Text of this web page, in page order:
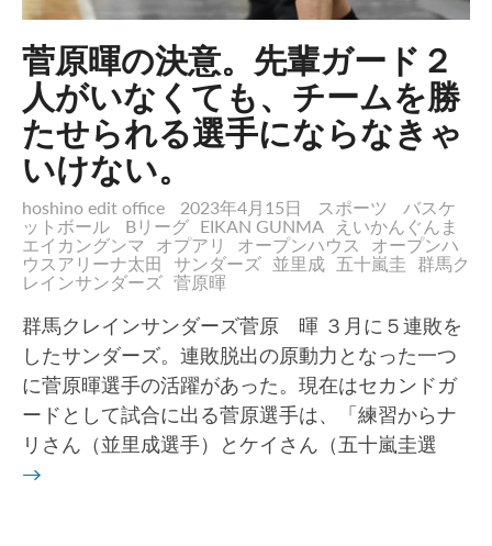
菅原暉の決意。先輩ガード２
人がいなくても、チームを勝
たせられる選手にならなきゃ
いけない。
hoshino edit office 2023年4月15日 スポーツ
バスケ
ットボール
Bリーグ EIKAN GUNMA
えいかんぐんま
エイカングンマ
オプアリ オープンハウス
オープンハ
ウスアリーナ太田
サンダーズ 並里成 五十嵐圭
群馬ク
レインサンダーズ 菅原暉
群馬クレインサンダーズ菅原 暉 ３月に５連敗を
したサンダーズ。連敗脱出の原動力となった一つ
に菅原暉選手の活躍があった。現在はセカンドガ
ードとして試合に出る菅原選手は、「練習からナ
リさん（並里成選手）とケイさん（五十嵐圭選
→